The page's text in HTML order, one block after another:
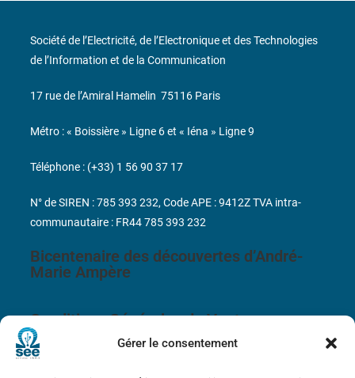
Gérer le consentement
Bicentenaire des découvertes d’André-
Marie Ampère
Conditions Générales de Vente
Société de l’Electricité, de l’Electronique et des Technologies
de l’Information et de la Communication
17 rue de l’Amiral Hamelin 75116 Paris
Métro : « Boissière » Ligne 6 et « Iéna » Ligne 9
Téléphone : (+33) 1 56 90 37 17
N° de SIREN : 785 393 232, Code APE : 9412Z TVA intra-
communautaire : FR44 785 393 232